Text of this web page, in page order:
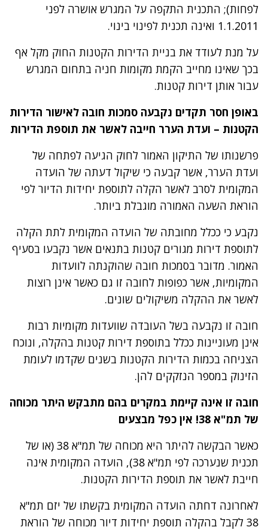
לפחות); התכנית התקפה על המגרש אושרה לפני
1.1.2011 ואינה תכנית לפינוי בינוי.
על מנת לעודד את בניית הדירות הקטנות החוק מקל אף
בכך שאינו מחייב הקמת מקומות חניה בתחום המגרש
עבור אותן דירות קטנות.
באופן חסר תקדים נקבעה סמכות חובה לאישור הדירות
הקטנות – ועדת הערר חייבה לאשר את תוספת הדירות
פרשנותו של התיקון האמור לחוק הגיעה לפתחה של
ועדת הערר, אשר קבעה כי שיקול דעתה של הועדה
המקומית לסרב לאשר הקלה לתוספת יחידות הדיור לפי
הוראת השעה האמורה מוגבלת ביותר.
נקבע כי ככלל מחובתה של הועדה המקומית לתת הקלה
לתוספת דירות מגורים קטנות בתנאים אשר נקבעו בסעיף
האמור. מדובר בסמכות חובה שהוקנתה לוועדות
המקומיות, אשר כפופות לחובה זו גם כאשר אינן רוצות
לאשר את ההקלה משיקולים שונים.
חובה זו נקבעה בשל העובדה שוועדות מקומיות רבות
אינן מעוניינות ככלל בתוספת דירות קטנות בהקלה, ונוכח
הצניחה בכמות הדירות הקטנות בשנים שקדמו לעומת
הזינוק במספר הנזקקים להן.
חובה זו אינה קיימת במקרים בהם מתבקש היתר מכוחה
של תמ"א 38! אין כפל מבצעים
כאשר הבקשה להיתר היא מכוחה של תמ"א 38 (או של
תכנית שנערכה לפי תמ"א 38), הועדה המקומית אינה
חייבת לאשר את תוספת הדירות הקטנות.
לאחרונה דחתה הועדה המקומית בקשתו של יזם תמ"א
38 לקבל בהקלה תוספת יחידות דיור מכוחה של הוראת